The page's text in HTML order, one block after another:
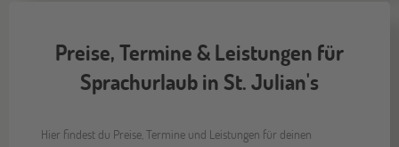
Preise, Termine & Leistungen für
Sprachurlaub in St. Julian's
Hier findest du Preise, Termine und Leistungen für deinen